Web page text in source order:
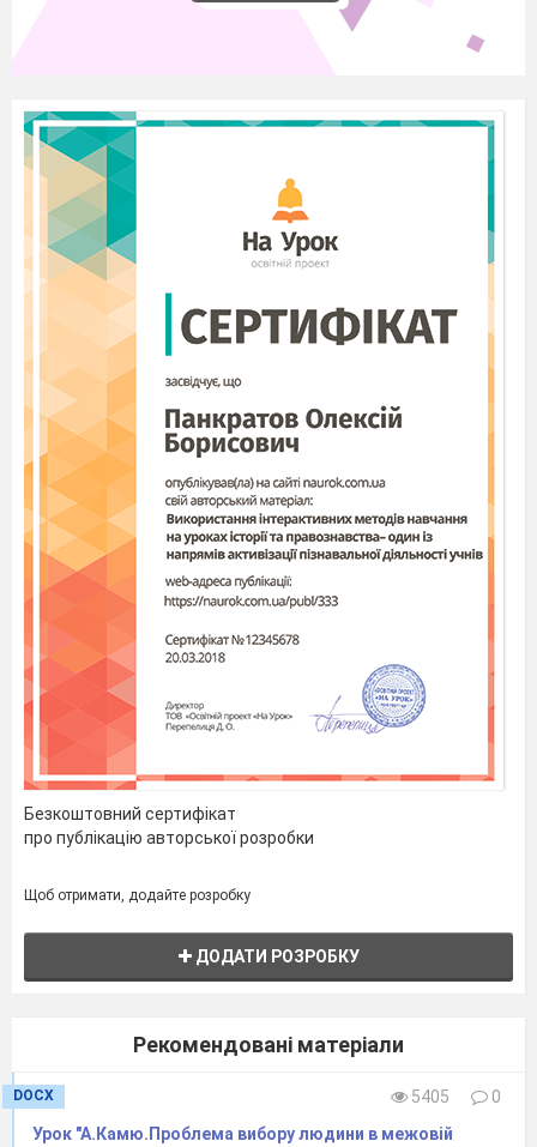
Безкоштовний сертифікат
про публікацію авторської розробки
Щоб отримати, додайте розробку
ДОДАТИ РОЗРОБКУ
Рекомендовані матеріали
DOCX 5405
0
Урок "А.Камю.Проблема вибору людини в межовій